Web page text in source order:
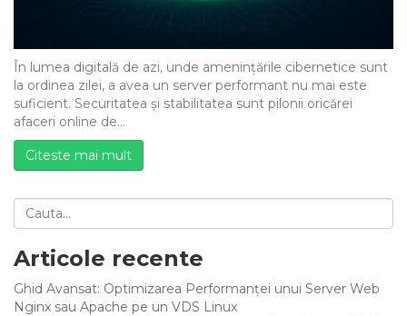
În lumea digitală de azi, unde amenințările cibernetice sunt
la ordinea zilei, a avea un server performant nu mai este
suficient. Securitatea și stabilitatea sunt pilonii oricărei
afaceri online de…
Citeste mai mult
Articole recente
Ghid Avansat: Optimizarea Performanței unui Server Web
Nginx sau Apache pe un VDS Linux